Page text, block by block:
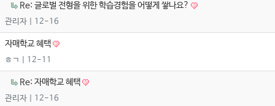
Re: 글로벌 전형을 위한 학습경험을 어떻게 쌓나요?
관리자 | 12-16
자매학교 혜택
ㅎㄱ | 12-11
Re: 자매학교 혜택
관리자 | 12-16